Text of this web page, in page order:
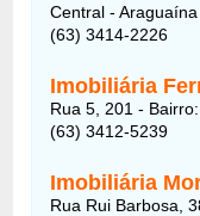
Central -
(63) 3414-2226
Imobiliária
Rua 5, 201 -
(63) 3412-5239
Imobiliária
Rua Rui Barbosa,